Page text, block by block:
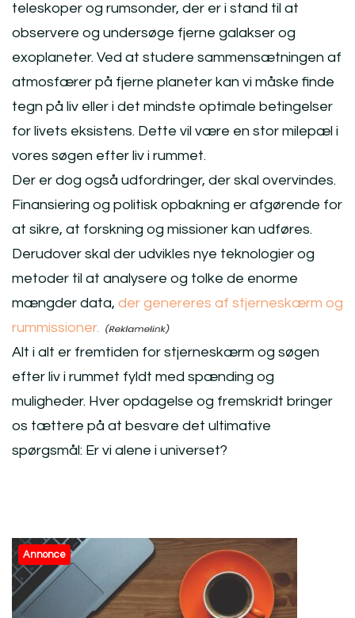
teleskoper og rumsonder, der er i stand til at
observere og undersøge fjerne galakser og
exoplaneter. Ved at studere sammensætningen af
atmosfærer på fjerne planeter kan vi måske finde
tegn på liv eller i det mindste optimale betingelser
for livets eksistens. Dette vil være en stor milepæl i
vores søgen efter liv i rummet.
Der er dog også udfordringer, der skal overvindes.
Finansiering og politisk opbakning er afgørende for
at sikre, at forskning og missioner kan udføres.
Derudover skal der udvikles nye teknologier og
metoder til at analysere og tolke de enorme
mængder data, der genereres af stjerneskærm og
rummissioner.
Alt i alt er fremtiden for stjerneskærm og søgen
efter liv i rummet fyldt med spænding og
muligheder. Hver opdagelse og fremskridt bringer
os tættere på at besvare det ultimative
spørgsmål: Er vi alene i universet?
Post
Navigation
Annonce